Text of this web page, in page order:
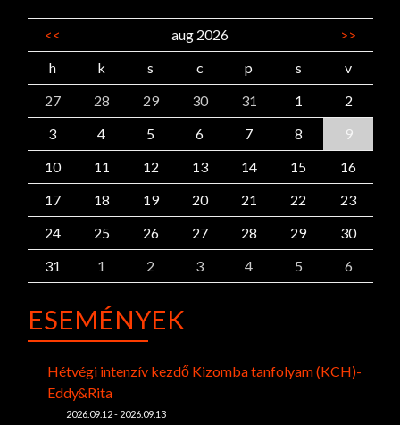
<< aug 2026
>>
h
k s c p s
v
27
28 29 30 31 1
2
3
4 5 6 7 8
9
10
11 12 13 14 15
16
17
18 19 20 21 22
23
24
25 26 27 28 29
30
31
1 2 3 4 5 6
ESEMÉNYEK
Hétvégi intenzív kezdő Kizomba tanfolyam (KCH)-
Eddy&Rita
2026.09.12 - 2026.09.13